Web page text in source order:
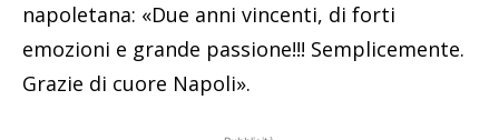
napoletana: «Due anni vincenti, di forti
emozioni e grande passione!!! Semplicemente.
Grazie di cuore Napoli».